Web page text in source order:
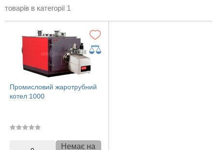
товарів в категорії 1
Промисловий жаротрубний
котел 1000
Немає на